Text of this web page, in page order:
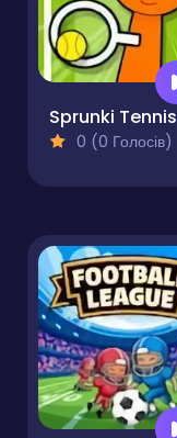
Sprunki Tennis
0 (0 Голосів)